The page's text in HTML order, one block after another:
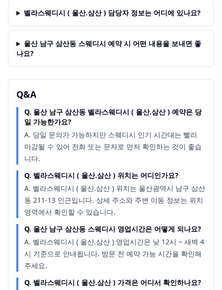
벨라스웨디시 ( 울산.삼산 ) 담당자 정보는 어디에 있나요?
울산 남구 삼산동 스웨디시 예약 시 어떤 내용을 보내면 좋
나요?
Q&A
Q. 울산 남구 삼산동 벨라스웨디시 ( 울산.삼산 ) 예약은 당
일 가능한가요?
A. 당일 문의가 가능하지만 스웨디시 인기 시간대는 빨리
마감될 수 있어 전화 또는 문자로 먼저 확인하는 것이 좋습
니다.
Q. 벨라스웨디시 ( 울산.삼산 ) 위치는 어디인가요?
A. 벨라스웨디시 ( 울산.삼산 ) 위치는 울산광역시 남구 삼산
동 211-13 인근입니다. 상세 주소와 주변 이동 정보는 위치
영역에서 확인할 수 있습니다.
Q. 울산 남구 삼산동 스웨디시 영업시간은 어떻게 되나요?
A. 벨라스웨디시 ( 울산.삼산 ) 영업시간은 낮 12시 ~ 새벽 4
시 기준으로 안내됩니다. 방문 전 예약 가능 시간을 확인해
주세요.
Q. 벨라스웨디시 ( 울산.삼산 ) 가격은 어디서 확인하나요?